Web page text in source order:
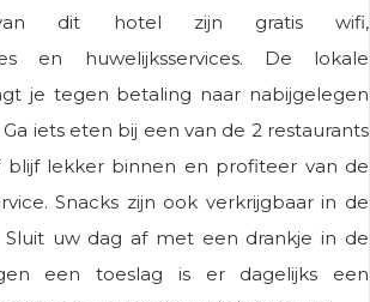
van dit hotel zijn gratis wifi,
en huwelijksservices. De lokale
je tegen betaling naar nabijgelegen
iets eten bij een van de 2 restaurants
blijf lekker binnen en profiteer van de
Snacks zijn ook verkrijgbaar in de
Sluit uw dag af met een drankje in de
een toeslag is er dagelijks een